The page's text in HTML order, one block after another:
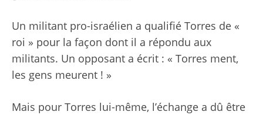
Un militant pro-israélien a qualifié Torres de «
roi » pour la façon dont il a répondu aux
militants. Un opposant a écrit : « Torres ment,
les gens meurent ! »
Mais pour Torres lui-même, l’échange a dû être